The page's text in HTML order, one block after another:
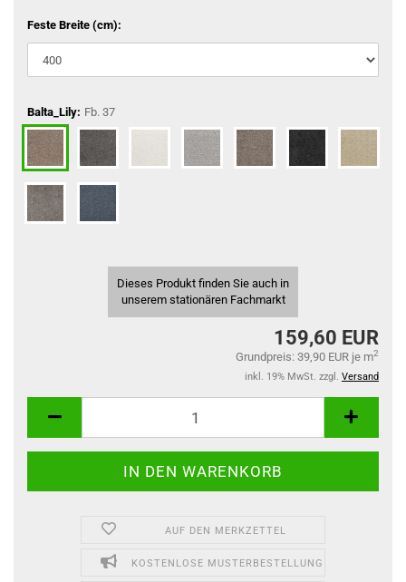
Feste Breite (cm):
Balta_Lily: Fb. 37
Dieses Produkt finden Sie auch in
unserem stationären Fachmarkt
159,60 EUR
Grundpreis: 39,90 EUR je m2
inkl. 19% MwSt. zzgl. Versand
AUF DEN MERKZETTEL
KOSTENLOSE MUSTERBESTELLUNG